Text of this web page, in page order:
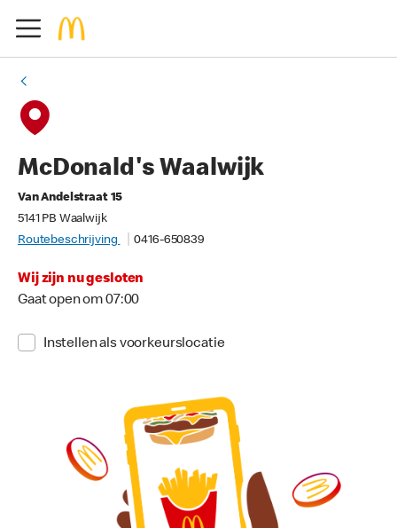
McDonald's Waalwijk
Van Andelstraat 15
5141 PB Waalwijk
Routebeschrijving
0416-650839
Wij zijn nu gesloten
Gaat open om 07:00
Instellen als voorkeurslocatie